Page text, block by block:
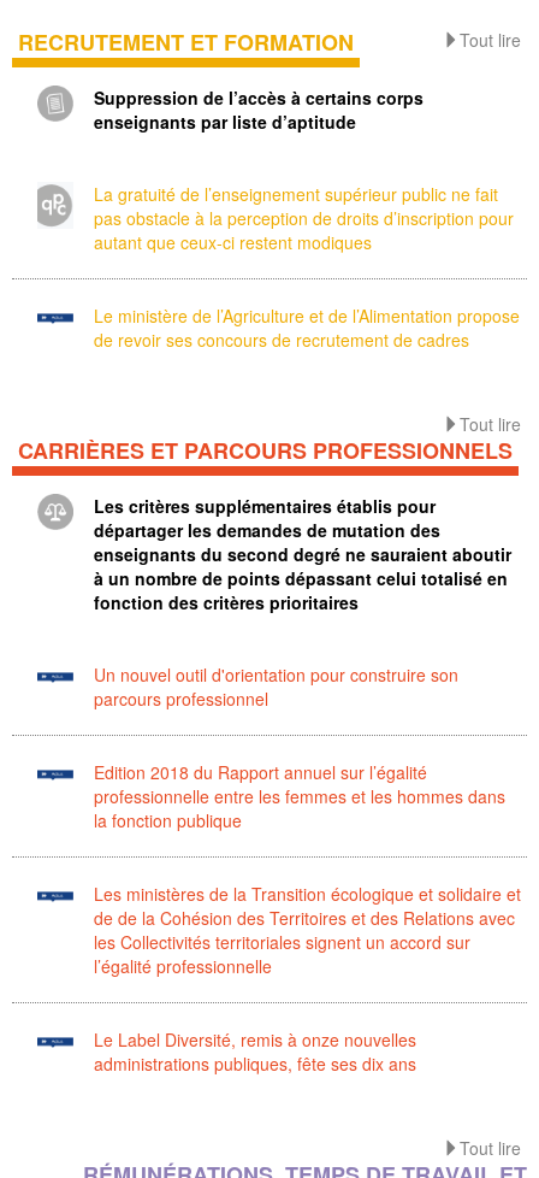
Tout lire
RECRUTEMENT ET FORMATION
Suppression de l’accès à certains corps
enseignants par liste d’aptitude
La gratuité de l’enseignement supérieur public ne fait
pas obstacle à la perception de droits d’inscription pour
autant que ceux-ci restent modiques
Le ministère de l’Agriculture et de l’Alimentation propose
de revoir ses concours de recrutement de cadres
Tout lire
CARRIÈRES ET PARCOURS PROFESSIONNELS
Les critères supplémentaires établis pour
départager les demandes de mutation des
enseignants du second degré ne sauraient aboutir
à un nombre de points dépassant celui totalisé en
fonction des critères prioritaires
Un nouvel outil d'orientation pour construire son
parcours professionnel
Edition 2018 du Rapport annuel sur l’égalité
professionnelle entre les femmes et les hommes dans
la fonction publique
Les ministères de la Transition écologique et solidaire et
de de la Cohésion des Territoires et des Relations avec
les Collectivités territoriales signent un accord sur
l’égalité professionnelle
Le Label Diversité, remis à onze nouvelles
administrations publiques, fête ses dix ans
Tout lire